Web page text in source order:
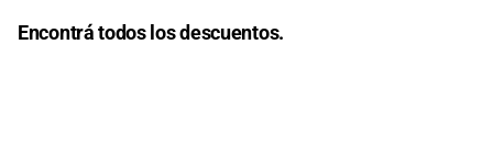
Encontrá todos los descuentos.